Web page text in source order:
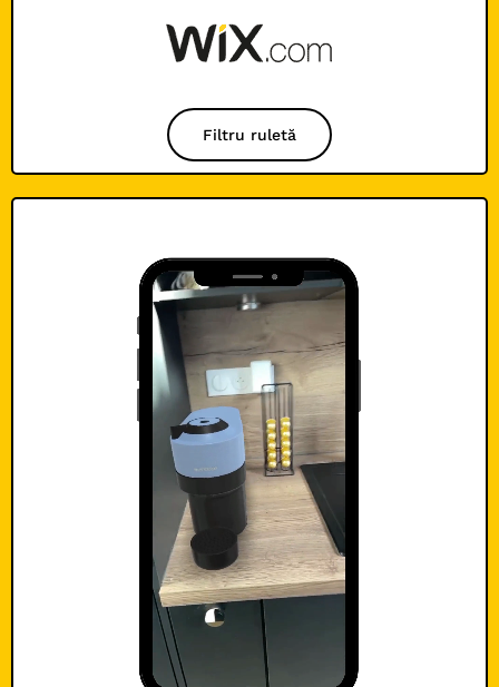
Filtru ruletă